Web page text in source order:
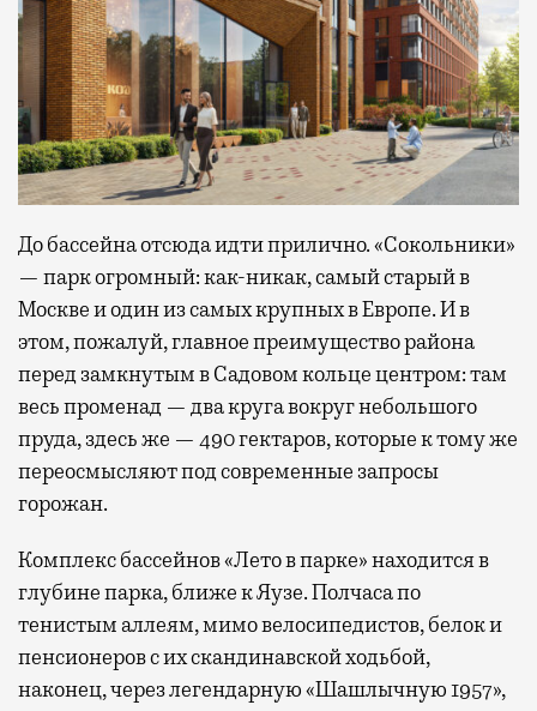
До бассейна отсюда идти прилично. «Сокольники»
— парк огромный: как-никак, самый старый в
Москве и один из самых крупных в Европе. И в
этом, пожалуй, главное преимущество района
перед замкнутым в Садовом кольце центром: там
весь променад — два круга вокруг небольшого
пруда, здесь же — 490 гектаров, которые к тому же
переосмысляют под современные запросы
горожан.
Комплекс бассейнов «Лето в парке» находится в
глубине парка, ближе к Яузе. Полчаса по
тенистым аллеям, мимо велосипедистов, белок и
пенсионеров с их скандинавской ходьбой,
наконец, через легендарную «Шашлычную 1957»,